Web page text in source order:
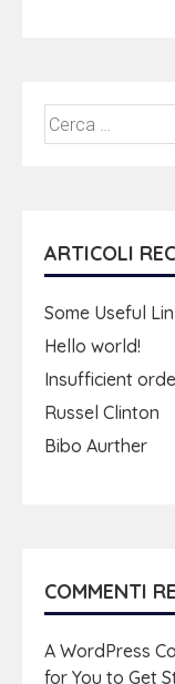
ARTICOLI
Some Useful
Hello world!
Insufficient
Russel Clinton
Bibo Aurther
COMMENTI
A WordPress
for You to Get